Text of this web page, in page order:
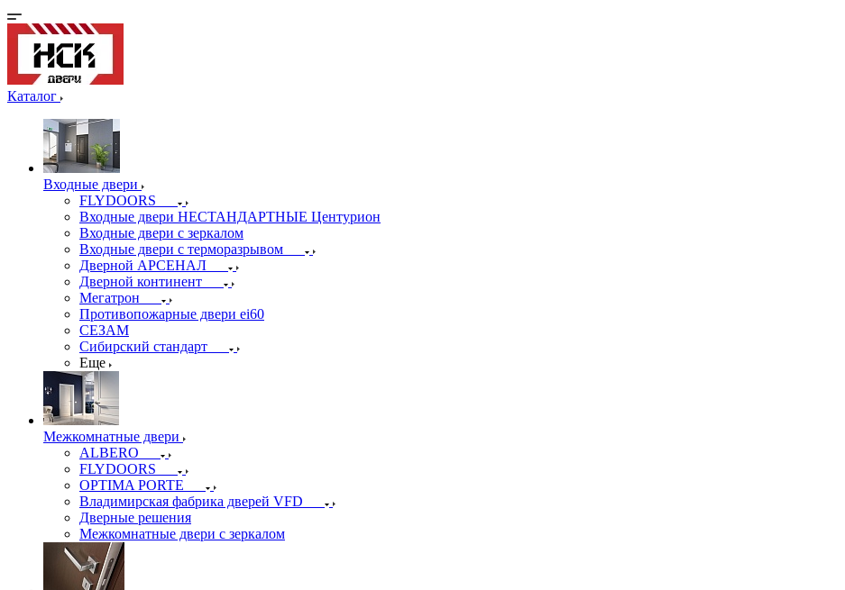
Каталог
Входные двери
FLYDOORS
Входные двери НЕСТАНДАРТНЫЕ Центурион
Входные двери с зеркалом
Входные двери с терморазрывом
Дверной АРСЕНАЛ
Дверной континент
Мегатрон
Противопожарные двери ei60
СЕЗАМ
Сибирский стандарт
Еще
Межкомнатные двери
ALBERO
FLYDOORS
OPTIMA PORTE
Владимирская фабрика дверей VFD
Дверные решения
Межкомнатные двери c зеркалом